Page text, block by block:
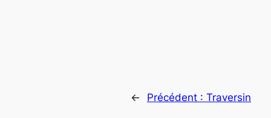
← Précédent : Traversin